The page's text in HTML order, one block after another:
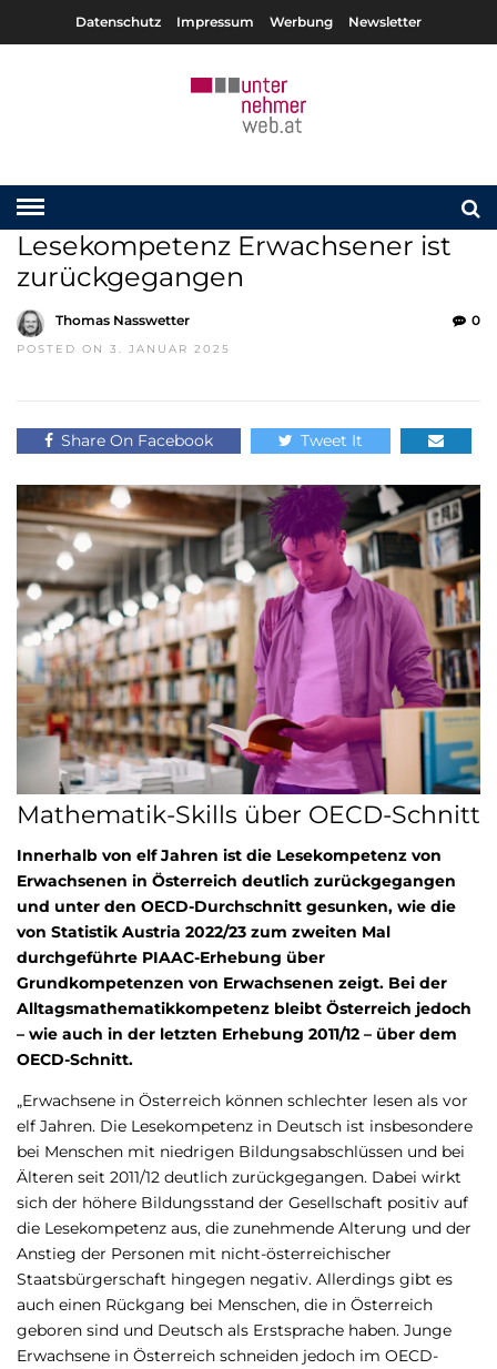
Datenschutz Impressum Werbung Newsletter
Lesekompetenz Erwachsener ist
zurückgegangen
Thomas Nasswetter
POSTED ON 3. JANUAR 2025
0
Share On Facebook Tweet It
Mathematik-Skills über OECD-Schnitt
Innerhalb von elf Jahren ist die Lesekompetenz von
Erwachsenen in Österreich deutlich zurückgegangen
und unter den OECD-Durchschnitt gesunken, wie die
von Statistik Austria 2022/23 zum zweiten Mal
durchgeführte PIAAC-Erhebung über
Grundkompetenzen von Erwachsenen zeigt. Bei der
Alltagsmathematikkompetenz bleibt Österreich jedoch
– wie auch in der letzten Erhebung 2011/12 – über dem
OECD-Schnitt.
„Erwachsene in Österreich können schlechter lesen als vor
elf Jahren. Die Lesekompetenz in Deutsch ist insbesondere
bei Menschen mit niedrigen Bildungsabschlüssen und bei
Älteren seit 2011/12 deutlich zurückgegangen. Dabei wirkt
sich der höhere Bildungsstand der Gesellschaft positiv auf
die Lesekompetenz aus, die zunehmende Alterung und der
Anstieg der Personen mit nicht-österreichischer
Staatsbürgerschaft hingegen negativ. Allerdings gibt es
auch einen Rückgang bei Menschen, die in Österreich
geboren sind und Deutsch als Erstsprache haben. Junge
Erwachsene in Österreich schneiden jedoch im OECD-